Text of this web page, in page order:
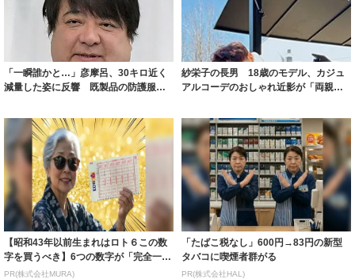
「一瞬誰かと…」彦摩呂、30キロ近く
減量した姿に反響 既製品の防護服が
紗栄子の長男 18歳のモデル、カジュ
アルコーデのおしゃれ近影が「両親の
【昭和43年以前生まれはロト６この数
字を買うべき】6つの数字が「完全一
致」する方...
PR(株式会社MURA)
「たばこ税なし」600円→83円の新型
タバコに喫煙者群がる
PR(株式会社HAL)